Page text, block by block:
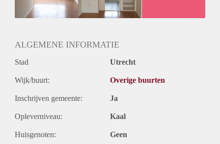
ALGEMENE INFORMATIE
Stad Utrecht
Wijk/buurt: Overige buurten
Inschrijven gemeente: Ja
Opleverniveau: Kaal
Huisgenoten: Geen